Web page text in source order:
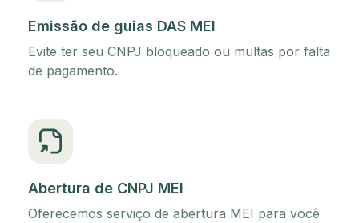
Emissão de guias DAS MEI
Evite ter seu CNPJ bloqueado ou multas por falta
de pagamento.
Abertura de CNPJ MEI
Oferecemos serviço de abertura MEI para você